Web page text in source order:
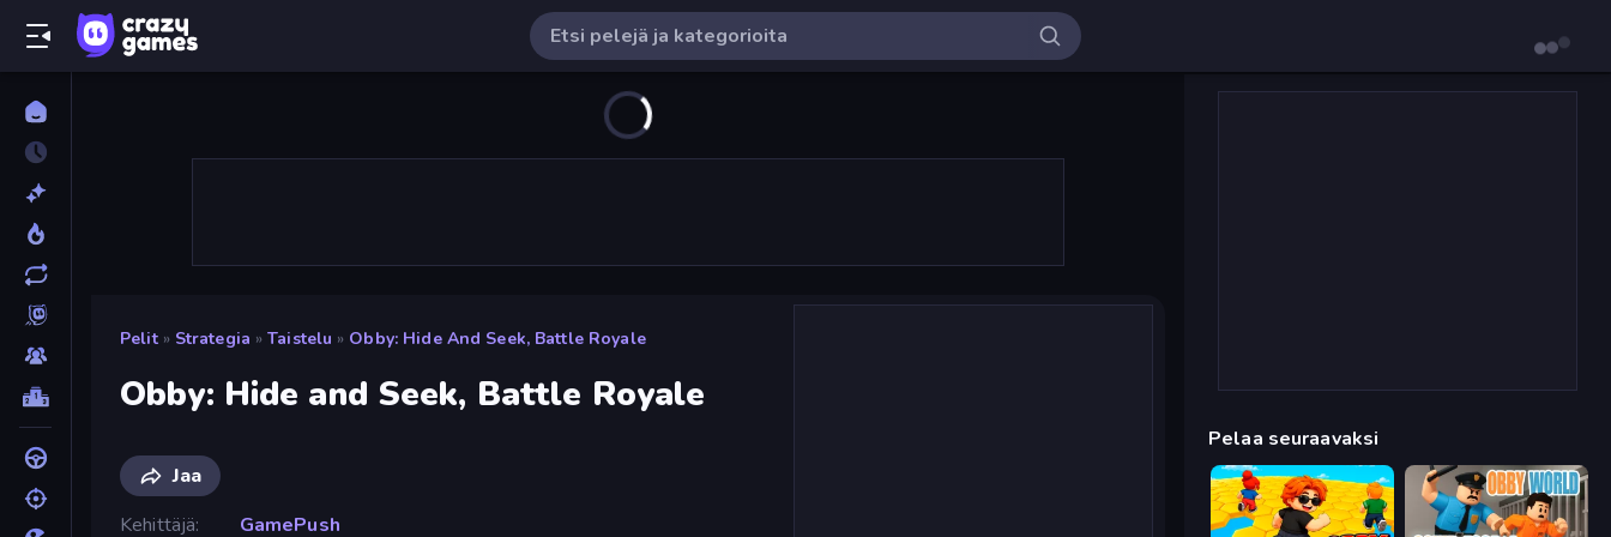
Pelit » Strategia » Taistelu » Obby: Hide And Seek, Battle Royale
Obby: Hide and Seek, Battle Royale
Jaa
Kehittäjä
GamePush
Pelaa seuraavaksi